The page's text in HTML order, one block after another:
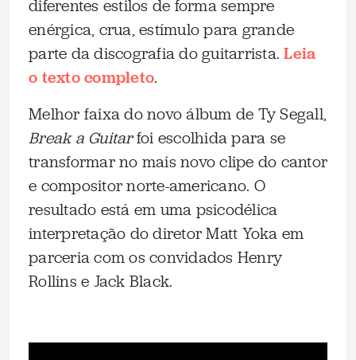
diferentes estilos de forma sempre
enérgica, crua, estímulo para grande
parte da discografia do guitarrista.Leia
o texto completo.
Melhor faixa do novo álbum de Ty Segall,
Break a Guitarfoi escolhida para se
transformar no mais novo clipe do cantor
e compositor norte-americano. O
resultado está em uma psicodélica
interpretação do diretor Matt Yoka em
parceria com os convidados Henry
Rollins e Jack Black.